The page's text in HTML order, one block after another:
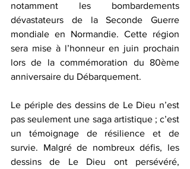
notamment les bombardements
dévastateurs de la Seconde Guerre
mondiale en Normandie. Cette région
sera mise à l’honneur en juin prochain
lors de la commémoration du 80ème
anniversaire du Débarquement.
Le périple des dessins de Le Dieu n’est
pas seulement une saga artistique ; c’est
un témoignage de résilience et de
survie. Malgré de nombreux défis, les
dessins de Le Dieu ont persévéré,